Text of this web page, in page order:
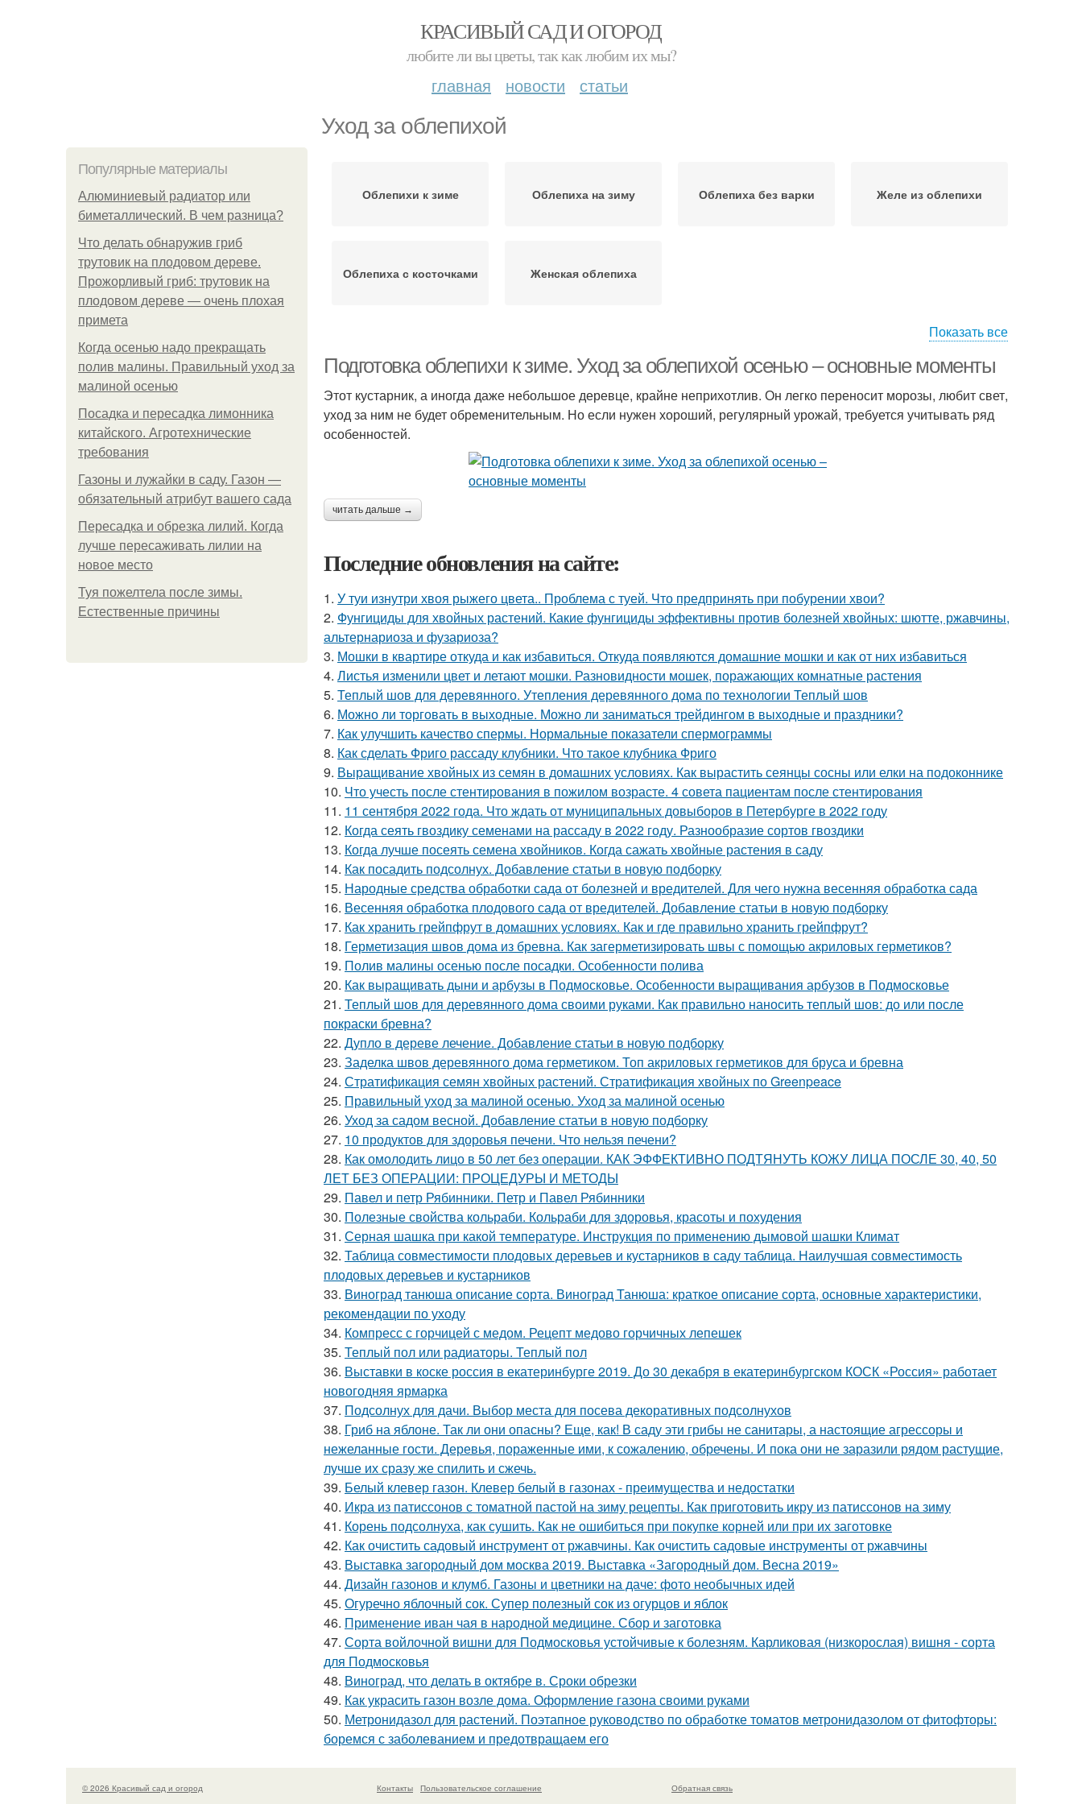
КРАСИВЫЙ САД И ОГОРОД
любите ли вы цветы, так как любим их мы?
главная новости статьи
Уход за облепихой
Популярные материалы
Алюминиевый радиатор или
биметаллический. В чем разница?
Что делать обнаружив гриб
трутовик на плодовом дереве.
Прожорливый гриб: трутовик на
плодовом дереве — очень плохая
примета
Когда осенью надо прекращать
полив малины. Правильный уход за
малиной осенью
Посадка и пересадка лимонника
китайского. Агротехнические
требования
Газоны и лужайки в саду. Газон —
обязательный атрибут вашего сада
Пересадка и обрезка лилий. Когда
лучше пересаживать лилии на
новое место
Туя пожелтела после зимы.
Естественные причины
Облепихи к зиме Облепиха на зиму Облепиха без варки Желе из облепихи
Облепиха с косточками Женская облепиха
Показать все
Подготовка облепихи к зиме. Уход за облепихой осенью – основные моменты
Этот кустарник, а иногда даже небольшое деревце, крайне неприхотлив. Он легко переносит морозы, любит свет,
уход за ним не будет обременительным. Но если нужен хороший, регулярный урожай, требуется учитывать ряд
особенностей.
читать дальше →
Последние обновления на сайте:
1. У туи изнутри хвоя рыжего цвета.. Проблема с туей. Что предпринять при побурении хвои?
2. Фунгициды для хвойных растений. Какие фунгициды эффективны против болезней хвойных: шютте, ржавчины,
альтернариоза и фузариоза?
3. Мошки в квартире откуда и как избавиться. Откуда появляются домашние мошки и как от них избавиться
4. Листья изменили цвет и летают мошки. Разновидности мошек, поражающих комнатные растения
5. Теплый шов для деревянного. Утепления деревянного дома по технологии Теплый шов
6. Можно ли торговать в выходные. Можно ли заниматься трейдингом в выходные и праздники?
7. Как улучшить качество спермы. Нормальные показатели спермограммы
8. Как сделать Фриго рассаду клубники. Что такое клубника Фриго
9. Выращивание хвойных из семян в домашних условиях. Как вырастить сеянцы сосны или елки на подоконнике
10. Что учесть после стентирования в пожилом возрасте. 4 совета пациентам после стентирования
11. 11 сентября 2022 года. Что ждать от муниципальных довыборов в Петербурге в 2022 году
12. Когда сеять гвоздику семенами на рассаду в 2022 году. Разнообразие сортов гвоздики
13. Когда лучше посеять семена хвойников. Когда сажать хвойные растения в саду
14. Как посадить подсолнух. Добавление статьи в новую подборку
15. Народные средства обработки сада от болезней и вредителей. Для чего нужна весенняя обработка сада
16. Весенняя обработка плодового сада от вредителей. Добавление статьи в новую подборку
17. Как хранить грейпфрут в домашних условиях. Как и где правильно хранить грейпфрут?
18. Герметизация швов дома из бревна. Как загерметизировать швы с помощью акриловых герметиков?
19. Полив малины осенью после посадки. Особенности полива
20. Как выращивать дыни и арбузы в Подмосковье. Особенности выращивания арбузов в Подмосковье
21. Теплый шов для деревянного дома своими руками. Как правильно наносить теплый шов: до или после
покраски бревна?
22. Дупло в дереве лечение. Добавление статьи в новую подборку
23. Заделка швов деревянного дома герметиком. Топ акриловых герметиков для бруса и бревна
24. Стратификация семян хвойных растений. Стратификация хвойных по Greenpeace
25. Правильный уход за малиной осенью. Уход за малиной осенью
26. Уход за садом весной. Добавление статьи в новую подборку
27. 10 продуктов для здоровья печени. Что нельзя печени?
28. Как омолодить лицо в 50 лет без операции. КАК ЭФФЕКТИВНО ПОДТЯНУТЬ КОЖУ ЛИЦА ПОСЛЕ 30, 40, 50
ЛЕТ БЕЗ ОПЕРАЦИИ: ПРОЦЕДУРЫ И МЕТОДЫ
29. Павел и петр Рябинники. Петр и Павел Рябинники
30. Полезные свойства кольраби. Кольраби для здоровья, красоты и похудения
31. Серная шашка при какой температуре. Инструкция по применению дымовой шашки Климат
32. Таблица совместимости плодовых деревьев и кустарников в саду таблица. Наилучшая совместимость
плодовых деревьев и кустарников
33. Виноград танюша описание сорта. Виноград Танюша: краткое описание сорта, основные характеристики,
рекомендации по уходу
34. Компресс с горчицей с медом. Рецепт медово горчичных лепешек
35. Теплый пол или радиаторы. Теплый пол
36. Выставки в коске россия в екатеринбурге 2019. До 30 декабря в екатеринбургском КОСК «Россия» работает
новогодняя ярмарка
37. Подсолнух для дачи. Выбор места для посева декоративных подсолнухов
38. Гриб на яблоне. Так ли они опасны? Еще, как! В саду эти грибы не санитары, а настоящие агрессоры и
нежеланные гости. Деревья, пораженные ими, к сожалению, обречены. И пока они не заразили рядом растущие,
лучше их сразу же спилить и сжечь.
39. Белый клевер газон. Клевер белый в газонах - преимущества и недостатки
40. Икра из патиссонов с томатной пастой на зиму рецепты. Как приготовить икру из патиссонов на зиму
41. Корень подсолнуха, как сушить. Как не ошибиться при покупке корней или при их заготовке
42. Как очистить садовый инструмент от ржавчины. Как очистить садовые инструменты от ржавчины
43. Выставка загородный дом москва 2019. Выставка «Загородный дом. Весна 2019»
44. Дизайн газонов и клумб. Газоны и цветники на даче: фото необычных идей
45. Огуречно яблочный сок. Супер полезный сок из огурцов и яблок
46. Применение иван чая в народной медицине. Сбор и заготовка
47. Сорта войлочной вишни для Подмосковья устойчивые к болезням. Карликовая (низкорослая) вишня - сорта
для Подмосковья
48. Виноград, что делать в октябре в. Сроки обрезки
49. Как украсить газон возле дома. Оформление газона своими руками
50. Метронидазол для растений. Поэтапное руководство по обработке томатов метронидазолом от фитофторы:
боремся с заболеванием и предотвращаем его
© 2026 Красивый сад и огород Контакты
Пользовательское соглашение
Обратная связь